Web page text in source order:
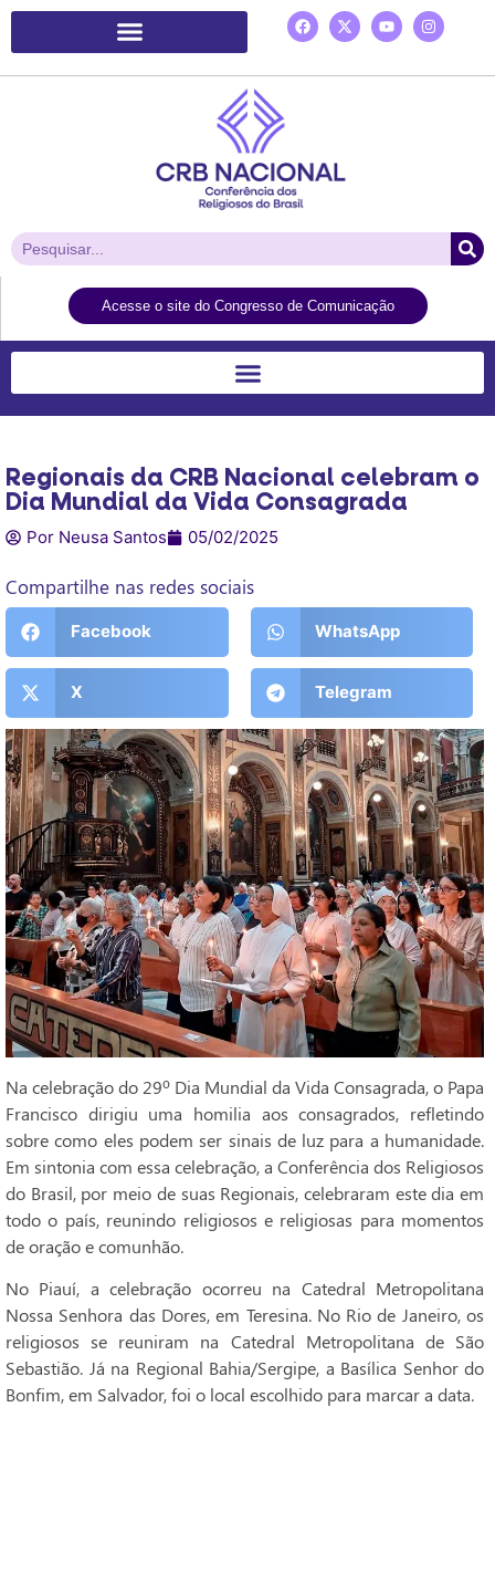
Acesse o site do Congresso de Comunicação
Regionais da CRB Nacional celebram o
Dia Mundial da Vida Consagrada
Por Neusa Santos 05/02/2025
Compartilhe nas redes sociais
Facebook WhatsApp
X Telegram
Na celebração do 29º Dia Mundial da Vida Consagrada, o Papa
Francisco dirigiu uma homilia aos consagrados, refletindo
sobre como eles podem ser sinais de luz para a humanidade.
Em sintonia com essa celebração, a Conferência dos Religiosos
do Brasil, por meio de suas Regionais, celebraram este dia em
todo o país, reunindo religiosos e religiosas para momentos
de oração e comunhão.
No Piauí, a celebração ocorreu na Catedral Metropolitana
Nossa Senhora das Dores, em Teresina. No Rio de Janeiro, os
religiosos se reuniram na Catedral Metropolitana de São
Sebastião. Já na Regional Bahia/Sergipe, a Basílica Senhor do
Bonfim, em Salvador, foi o local escolhido para marcar a data.